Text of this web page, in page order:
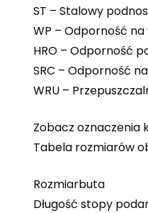
ST – Stalowy
WP – Odporność na
HRO – Odporność
SRC – Odporność
WRU –
Zobacz oznaczenia
Tabela rozmiarów
Rozmiarbuta
Długość stopy